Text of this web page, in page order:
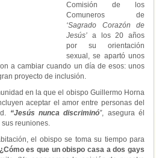
Comisión de los
Comuneros de
‘Sagrado Corazón de
Jesús’ a los 20 años
por su orientación
sexual, se apartó unos
a cambiar cuando un día de esos: unos
proyecto de inclusión.
en la que el obispo Guillermo Horna
aceptar el amor entre personas del
“Jesús nunca discriminó”, asegura él
reuniones.
el obispo se toma su tiempo para
¿Cómo es que un obispo casa a dos gays